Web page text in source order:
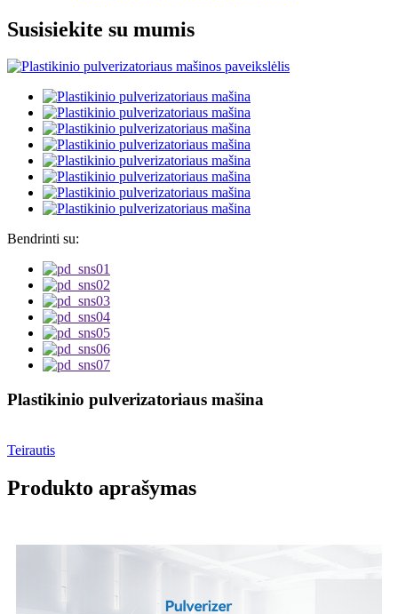
Susisiekite su mumis
Bendrinti su:
Plastikinio pulverizatoriaus mašina
Teirautis
Produkto aprašymas